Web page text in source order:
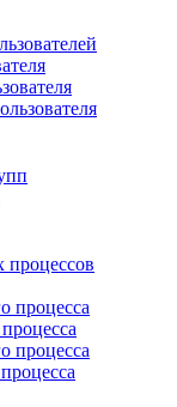
процессов
процесса
процесса